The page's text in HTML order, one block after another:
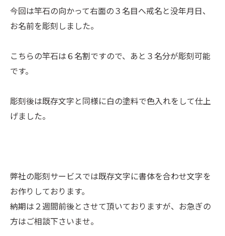
今回は竿石の向かって右面の３名目へ戒名と没年月日、
お名前を彫刻しました。
こちらの竿石は６名割ですので、あと３名分が彫刻可能
です。
彫刻後は既存文字と同様に白の塗料で色入れをして仕上
げました。
弊社の彫刻サービスでは既存文字に書体を合わせ文字を
お作りしております。
納期は２週間前後とさせて頂いておりますが、お急ぎの
方はご相談下さいませ。